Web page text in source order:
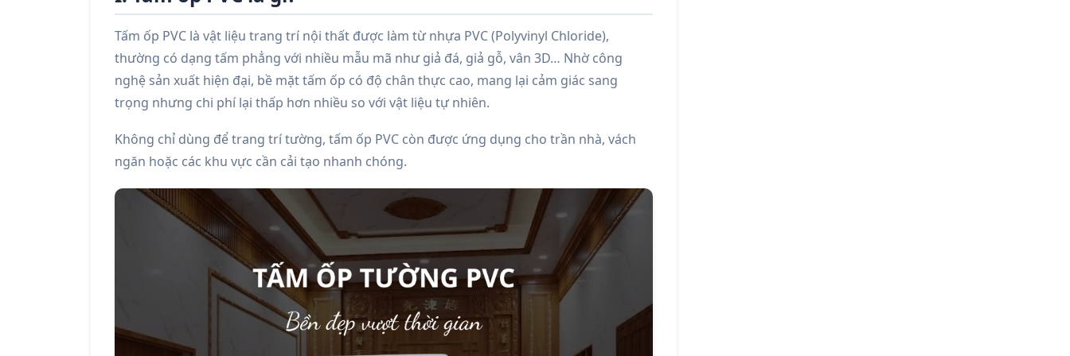
Tấm ốp PVC là vật liệu trang trí nội thất được làm từ nhựa PVC (Polyvinyl Chloride),
thường có dạng tấm phẳng với nhiều mẫu mã như giả đá, giả gỗ, vân 3D… Nhờ công
nghệ sản xuất hiện đại, bề mặt tấm ốp có độ chân thực cao, mang lại cảm giác sang
trọng nhưng chi phí lại thấp hơn nhiều so với vật liệu tự nhiên.
Không chỉ dùng để trang trí tường, tấm ốp PVC còn được ứng dụng cho trần nhà, vách
ngăn hoặc các khu vực cần cải tạo nhanh chóng.